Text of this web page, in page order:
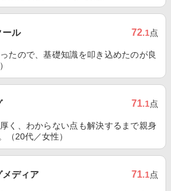
ール 72.1点
たので、基礎知識を叩き込めたのが良
71.1点
く、わからない点も解決するまで親身
（20代／女性）
メディア 71.1点